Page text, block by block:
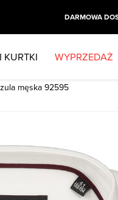
DARMOWA
KURTKI WYPRZEDAŻ
męska 92595